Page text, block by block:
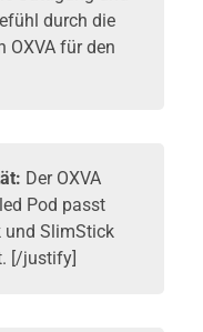
durch die
OXVA für den
Der OXVA
Pod passt
und SlimStick
[/justify]